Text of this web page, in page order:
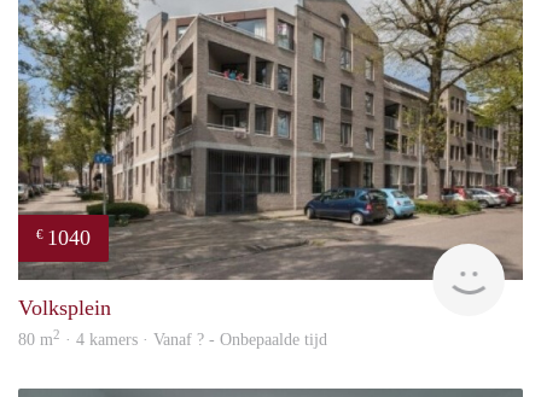
€ 1040
rent
Volksplein
80 m2 · 4 kamers · Vanaf ? - Onbepaalde tijd